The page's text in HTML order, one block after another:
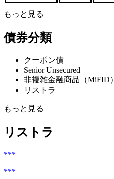
もっと見る
債券分類
クーポン債
Senior Unsecured
非複雑金融商品（MiFID）
リストラ
もっと見る
リストラ
***
***